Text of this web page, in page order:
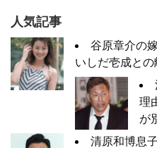
人気記事
谷原章介の
いしだ壱成との
理
が
清原和博息